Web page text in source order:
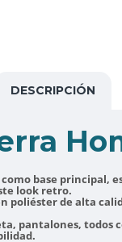
DESCRIPCIÓN
base principal,
look retro.
poliéster de alta
pantalones, todos